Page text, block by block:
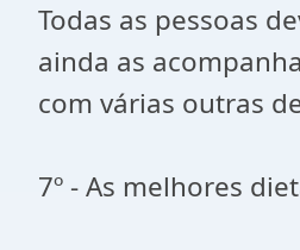
Todas as pessoas
ainda as
com várias outras
7º - As melhores